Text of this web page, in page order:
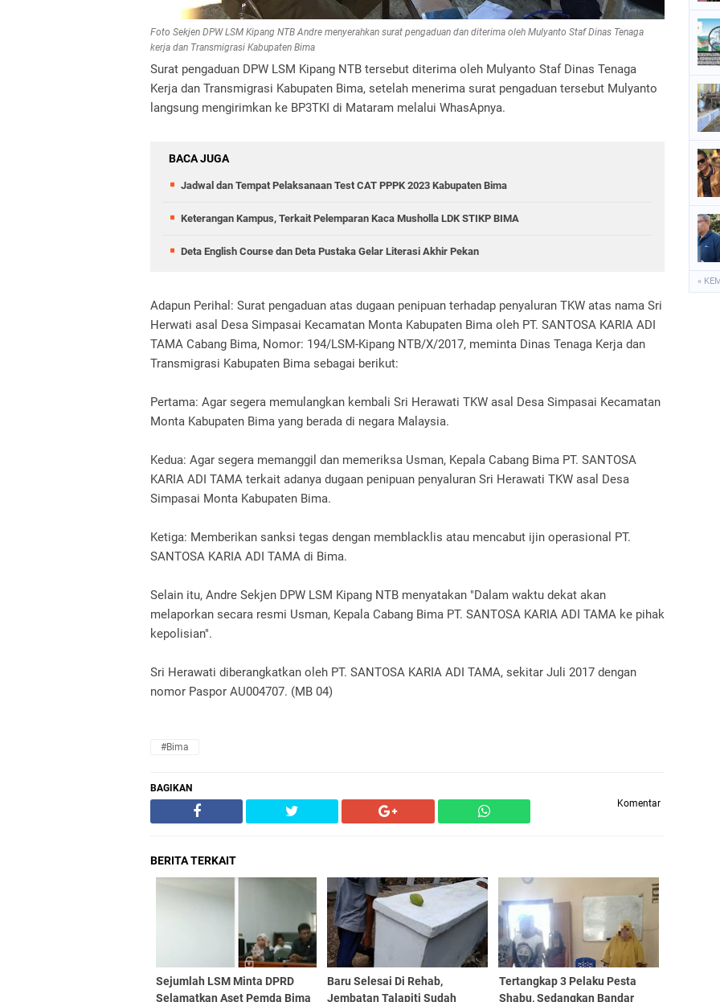
Foto Sekjen DPW LSM Kipang NTB Andre menyerahkan surat pengaduan dan diterima oleh Mulyanto Staf Dinas Tenaga
kerja dan Transmigrasi Kabupaten Bima
Surat pengaduan DPW LSM Kipang NTB tersebut diterima oleh Mulyanto Staf Dinas Tenaga
Kerja dan Transmigrasi Kabupaten Bima, setelah menerima surat pengaduan tersebut Mulyanto
langsung mengirimkan ke BP3TKI di Mataram melalui WhasApnya.
BACA JUGA
Jadwal dan Tempat Pelaksanaan Test CAT PPPK 2023 Kabupaten Bima
Keterangan Kampus, Terkait Pelemparan Kaca Musholla LDK STIKP BIMA
Deta English Course dan Deta Pustaka Gelar Literasi Akhir Pekan
Adapun Perihal: Surat pengaduan atas dugaan penipuan terhadap penyaluran TKW atas nama Sri
Herwati asal Desa Simpasai Kecamatan Monta Kabupaten Bima oleh PT. SANTOSA KARIA ADI
TAMA Cabang Bima, Nomor: 194/LSM-Kipang NTB/X/2017, meminta Dinas Tenaga Kerja dan
Transmigrasi Kabupaten Bima sebagai berikut:
Pertama: Agar segera memulangkan kembali Sri Herawati TKW asal Desa Simpasai Kecamatan
Monta Kabupaten Bima yang berada di negara Malaysia.
Kedua: Agar segera memanggil dan memeriksa Usman, Kepala Cabang Bima PT. SANTOSA
KARIA ADI TAMA terkait adanya dugaan penipuan penyaluran Sri Herawati TKW asal Desa
Simpasai Monta Kabupaten Bima.
Ketiga: Memberikan sanksi tegas dengan memblacklis atau mencabut ijin operasional PT.
SANTOSA KARIA ADI TAMA di Bima.
Selain itu, Andre Sekjen DPW LSM Kipang NTB menyatakan "Dalam waktu dekat akan
melaporkan secara resmi Usman, Kepala Cabang Bima PT. SANTOSA KARIA ADI TAMA ke pihak
kepolisian".
Sri Herawati diberangkatkan oleh PT. SANTOSA KARIA ADI TAMA, sekitar Juli 2017 dengan
nomor Paspor AU004707. (MB 04)
#Bima
BAGIKAN
Komentar
BERITA TERKAIT
Sejumlah LSM Minta DPRD
Selamatkan Aset Pemda Bima
Baru Selesai Di Rehab,
Jembatan Talapiti Sudah
Tertangkap 3 Pelaku Pesta
Shabu, Sedangkan Bandar
«